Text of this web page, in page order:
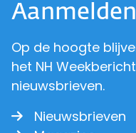
Aanmelden
Op de hoogte
het NH
nieuwsbrieven.
Nieuwsbrieven